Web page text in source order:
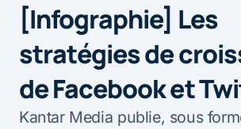
[Infographie] Les
stratégies de
de Facebook et
Kantar Media publie, sous